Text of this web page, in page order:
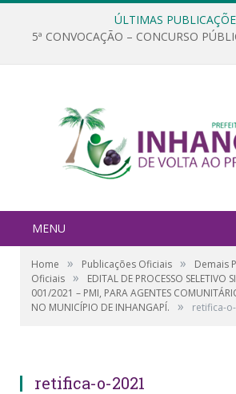
ÚLTIMAS
5ª CONVOCAÇÃO – CONCURSO
MENU
Home » Publicações Oficiais »
Demais
Oficiais »
EDITAL DE PROCESSO SELETIVO
001/2021 – PMI, PARA AGENTES
NO MUNICÍPIO DE INHANGAPÍ.
» retifica-
retifica-o-2021